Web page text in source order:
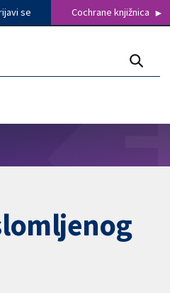
se Cochrane knjižnica